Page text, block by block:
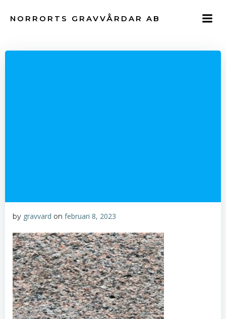
till
NORRORTS GRAVVÅRDAR AB
by gravvard on februari 8, 2023